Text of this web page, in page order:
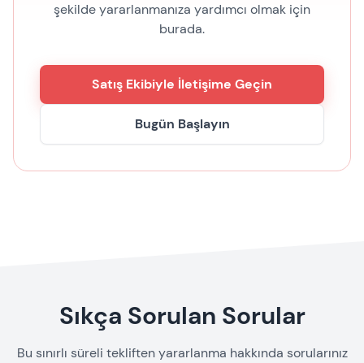
şekilde yararlanmanıza yardımcı olmak için
burada.
Satış Ekibiyle İletişime Geçin
Bugün Başlayın
Sıkça Sorulan Sorular
Bu sınırlı süreli tekliften yararlanma hakkında sorularınız